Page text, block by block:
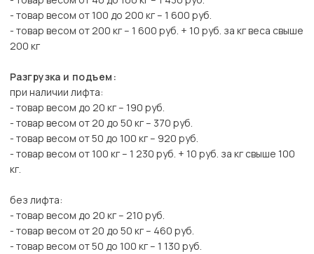
- товар весом от 100 до 200 кг – 1 600 руб.
- товар весом от 200 кг – 1 600 руб. + 10 руб. за кг веса свыше
200 кг
Разгрузка и подъем:
при наличии лифта:
- товар весом до 20 кг – 190 руб.
- товар весом от 20 до 50 кг – 370 руб.
- товар весом от 50 до 100 кг – 920 руб.
- товар весом от 100 кг – 1 230 руб. + 10 руб. за кг свыше 100
кг.
без лифта:
- товар весом до 20 кг – 210 руб.
- товар весом от 20 до 50 кг – 460 руб.
- товар весом от 50 до 100 кг – 1 130 руб.